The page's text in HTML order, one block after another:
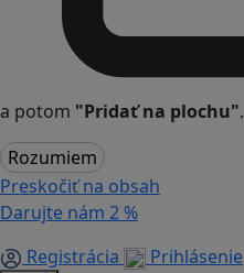
a potom "Pridať na plochu".
Rozumiem
Preskočiť na obsah
Darujte nám 2 %
Registrácia
Prihlásenie